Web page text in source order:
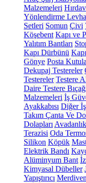
Malzemeleri
Yönlendirme
Setleri Somun Çivi
Köşebent Kapı ve
Yalıtım Bantları
Kapı Dürbünü
Gönye Posta
Dekupaj Testereler
Testereler Testere
Daire Testere
Malzemeleri İş
Ayakkabısı Diğer
Takım Çanta Ve
Dolapları Avadanlık
Terazisi Oda
Silikon Köpük
Elektrik Bandı
Alüminyum Bant
Kimyasal Dübeller
Yapıştırıcı